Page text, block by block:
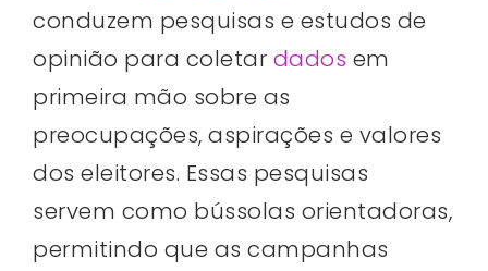
conduzem pesquisas e estudos de
opinião para coletar dados em
primeira mão sobre as
preocupações, aspirações e valores
dos eleitores. Essas pesquisas
servem como bússolas orientadoras,
permitindo que as campanhas